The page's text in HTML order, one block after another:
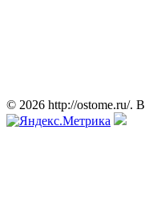
© 2026 http://ostome.ru/.